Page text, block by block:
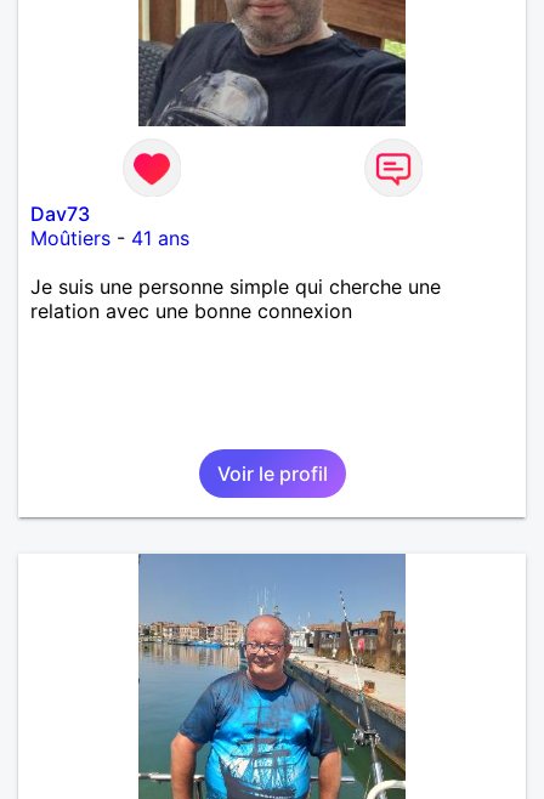
Dav73
Moûtiers - 41 ans
Je suis une personne simple qui cherche une
relation avec une bonne connexion
Voir le profil